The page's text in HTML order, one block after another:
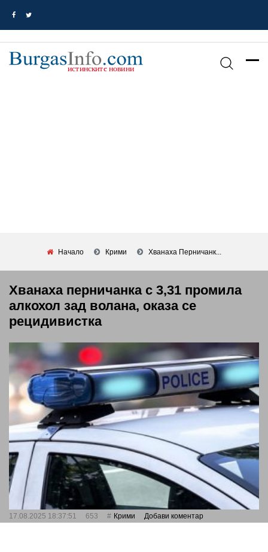
Начало Крими Хванаха Перничанк...
Хванаха перничанка с 3,31 промила
алкохол зад волана, оказа се
рецидивистка
17.08.2025 18:37:51 653 Крими Добави коментар